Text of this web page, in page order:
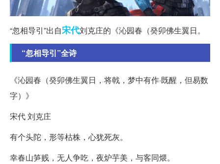
“忽相导引”出自宋代刘克庄的《沁园春（癸卯佛生翼日。
“忽相导引”全诗
《沁园春（癸卯佛生翼日，将戟，梦中有作·既醒，但易数
字）》
宋代 刘克庄
有个头陀，形等枯株，心犹死灰。
幸春山笋贱，无人争吃，夜炉芋美，与客同煨。